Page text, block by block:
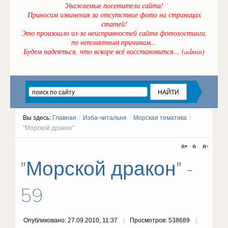
Уважаемые посетители сайта!
Приносим извинения за отсутствие фото на страницах
статей!
Это произошло из-за неисправностей сайта фотохостинга,
по непонятным причинам...
Будем надеяться, что вскоре всё восстановится... (admin)
Вы здесь: Главная / Изба-читальня / Морская тематика /
"Морской дракон"
"Морской дракон" -
59
Опубликовано: 27.09.2010, 11:37 Просмотров: 538689